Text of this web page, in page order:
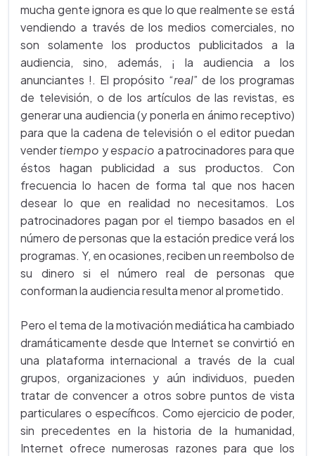
mucha gente ignora es que lo que realmente se está
vendiendo a través de los medios comerciales, no
son solamente los productos publicitados a la
audiencia, sino, además, ¡ la audiencia a los
anunciantes !. El propósito “real” de los programas
de televisión, o de los artículos de las revistas, es
generar una audiencia (y ponerla en ánimo receptivo)
para que la cadena de televisión o el editor puedan
vendertiempo yespacio a patrocinadores para que
éstos hagan publicidad a sus productos. Con
frecuencia lo hacen de forma tal que nos hacen
desear lo que en realidad no necesitamos. Los
patrocinadores pagan por el tiempo basados en el
número de personas que la estación predice verá los
programas. Y, en ocasiones, reciben un reembolso de
su dinero si el número real de personas que
conforman la audiencia resulta menor al prometido.
Pero el tema de la motivación mediática ha cambiado
dramáticamente desde que Internet se convirtió en
una plataforma internacional a través de la cual
grupos, organizaciones y aún individuos, pueden
tratar de convencer a otros sobre puntos de vista
particulares o específicos. Como ejercicio de poder,
sin precedentes en la historia de la humanidad,
Internet ofrece numerosas razones para que los